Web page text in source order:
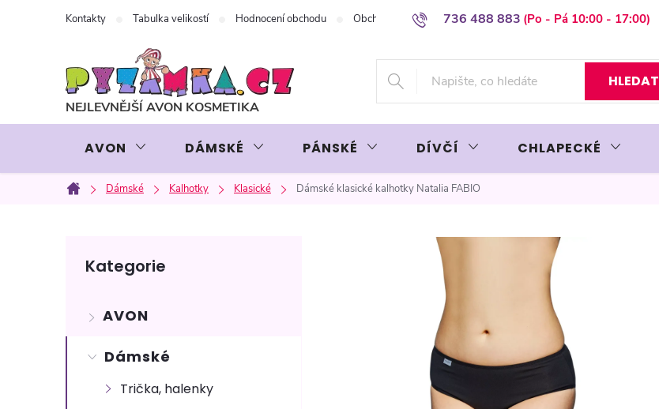
736 488 883
Kontakty Tabulka velikostí Hodnocení obchodu Obchodní podmínky Podmínky ochrany osobních údajů
HLEDAT
AVON DÁMSKÉ PÁNSKÉ DÍVČÍ CHLAPECKÉ
Domů
Dámské Kalhotky Klasické Dámské klasické kalhotky Natalia FABIO
s
kategorie
Kategorie
AVON
Dámské
Trička, halenky